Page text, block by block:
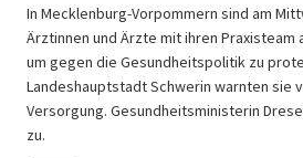
In Mecklenburg-Vorpommern sind am
Ärztinnen und Ärzte mit ihren
um gegen die Gesundheitspolitik zu
Landeshauptstadt Schwerin warnten sie
Versorgung. Gesundheitsministerin
zu.